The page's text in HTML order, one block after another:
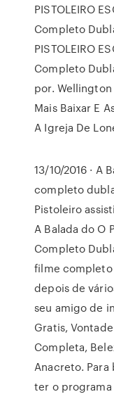
PISTOLEIRO
Completo
PISTOLEIRO
Completo
por. Wellington
Mais Baixar E
A Igreja De
13/10/2016 · A
completo
Pistoleiro
A Balada do O
Completo
filme completo
depois de
seu amigo de
Gratis,
Completa,
Anacreto.
ter o